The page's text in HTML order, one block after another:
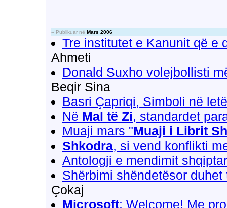
-- Publikuar në Mars 2006
Tre institutet e Kanunit që e
Ahmeti
Donald Suxho volejbollisti
Beqir Sina
Basri Çapriqi, Simboli në
Në Mal të Zi, standardet
Muaji mars "Muaji i Librit
Shkodra, si vend konflikti
Antologji e mendimit
Shërbimi shëndetësor
Çokaj
Microsoft: Welcome! Me